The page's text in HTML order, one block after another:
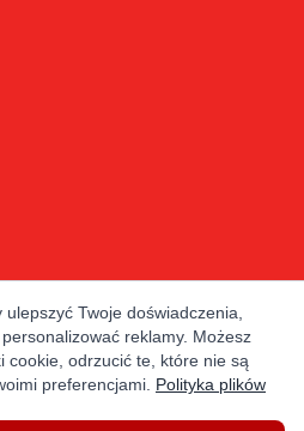
TOUCH!
Twoje doświadczenia,
reklamy. Możesz
cookie, odrzucić te, które nie są
preferencjami. Polityka plików